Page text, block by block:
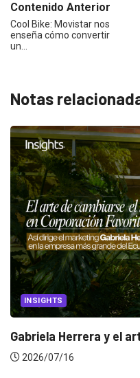
Contenido Anterior
Cool Bike: Movistar nos
enseña cómo convertir
un…
Notas
INSIGHTS
Gabriela Herrera y el
2026/07/16